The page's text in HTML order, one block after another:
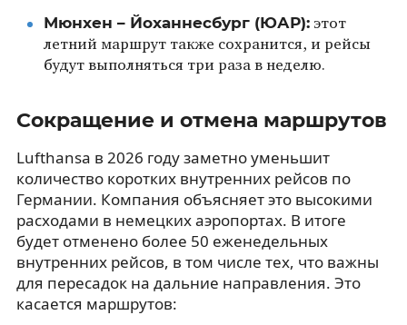
Мюнхен – Йоханнесбург (ЮАР):этот
летний маршрут также сохранится, и рейсы
будут выполняться три раза в неделю.
Сокращение и отмена маршрутов
Lufthansa в 2026 году заметно уменьшит
количество коротких внутренних рейсов по
Германии. Компания объясняет это высокими
расходами в немецких аэропортах. В итоге
будет отменено более 50 еженедельных
внутренних рейсов, в том числе тех, что важны
для пересадок на дальние направления. Это
касается маршрутов: